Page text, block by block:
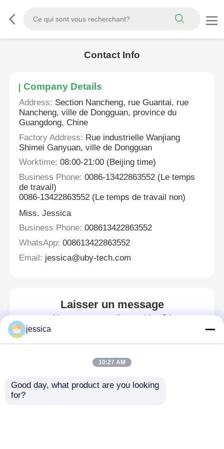
Contact Info
Company Details
Address: Section Nancheng, rue Guantai, rue
Nancheng, ville de Dongguan, province du
Guangdong, Chine
Factory Address: Rue industrielle Wanjiang
Shimei Ganyuan, ville de Dongguan
Worktime: 08:00-21:00 (Beijing time)
Business Phone: 0086-13422863552 (Le temps
de travail)
0086-13422863552 (Le temps de travail non)
Miss. Jessica
Business Phone: 008613422863552
WhatsApp: 008613422863552
Email: jessica@uby-tech.com
Laisser un message
Nous vous rappellerons bientôt!
jessica
10:27 AM
Good day, what product are you looking
for?